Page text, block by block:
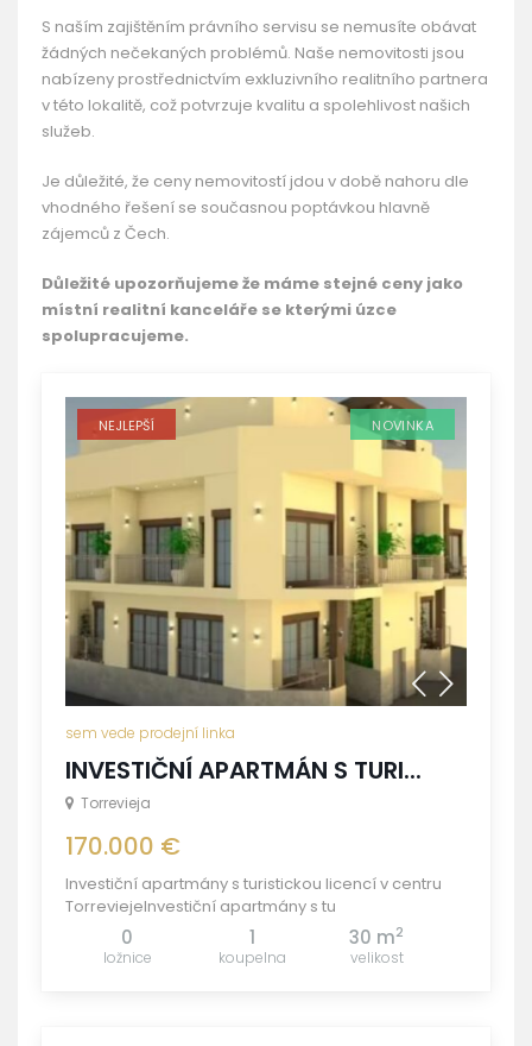
S naším zajištěním právního servisu se nemusíte obávat
žádných nečekaných problémů. Naše nemovitosti jsou
nabízeny prostřednictvím exkluzivního realitního partnera
v této lokalitě, což potvrzuje kvalitu a spolehlivost našich
služeb.
Je důležité, že ceny nemovitostí jdou v době nahoru dle
vhodného řešení se současnou poptávkou hlavně
zájemců z Čech.
Důležité upozorňujeme že máme stejné ceny jako
místní realitní kanceláře se kterými úzce
spolupracujeme.
sem vede prodejní linka
INVESTIČNÍ APARTMÁN S TURI...
Torrevieja
170.000 €
Investiční apartmány s turistickou licencí v centru
TorreviejeInvestiční apartmány s tu
0
ložnice
1
koupelna
30 m2
velikost
NEJLEPŠÍ NOVINKA